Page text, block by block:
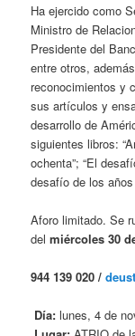
Ha ejercido como
Ministro de
Presidente del
entre otros,
reconocimientos y
sus artículos y
desarrollo de
siguientes libros:
ochenta”; “El
desafío de los años
Aforo limitado. Se
delmiércoles 30
944 139 020 /
Día: lunes, 4 de